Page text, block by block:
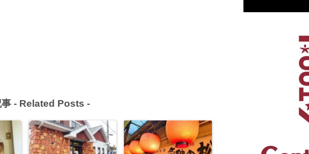
- Related Posts -